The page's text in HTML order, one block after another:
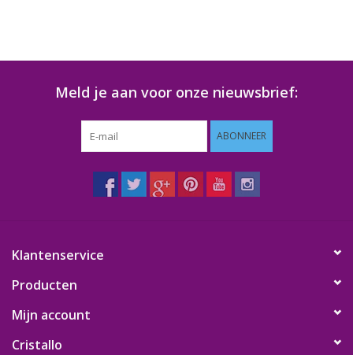
Meld je aan voor onze nieuwsbrief:
ABONNEER
Klantenservice
Producten
Mijn account
Cristallo